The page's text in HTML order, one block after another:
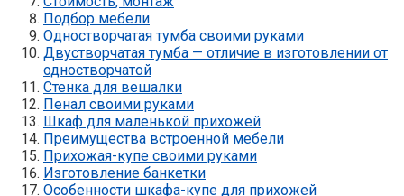
Подбор мебели
Одностворчатая тумба своими руками
Двустворчатая тумба — отличие в изготовлении от
одностворчатой
Стенка для вешалки
Пенал своими руками
Шкаф для маленькой прихожей
Преимущества встроенной мебели
Прихожая-купе своими руками
Изготовление банкетки
Особенности шкафа-купе для прихожей